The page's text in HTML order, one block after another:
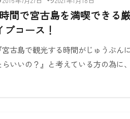
間で宮古島を満喫できる
ブコース！
宮古島で観光する時間がじゅうぶん
らいいの？』と考えている方の為に